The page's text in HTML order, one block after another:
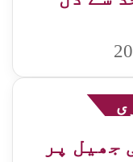
جھیل پر